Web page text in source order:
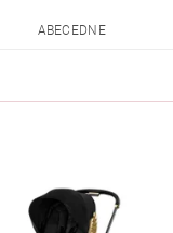
ABECEDNE